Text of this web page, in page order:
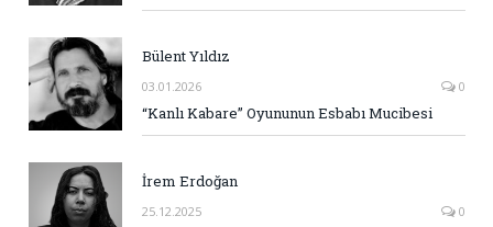
Bülent Yıldız
03.01.2026 0
“Kanlı Kabare” Oyununun Esbabı Mucibesi
İrem Erdoğan
25.12.2025 0